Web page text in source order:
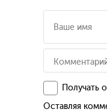
Получать
Оставляя